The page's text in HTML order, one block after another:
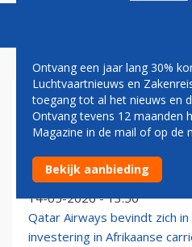
ETHIOPIAN
Forse schadevergoeding
Boeing 737 MAX-crash
14-05-2026 - 13:50
Qatar Airways bevindt zich
investering in Afrikaanse
Ontvang een jaar lang 30%
Luchtvaartnieuws en
toegang tot al het nieuws en
Ontvang tevens 12 maanden
Magazine in de mail of op de
Bekijk aanbieding